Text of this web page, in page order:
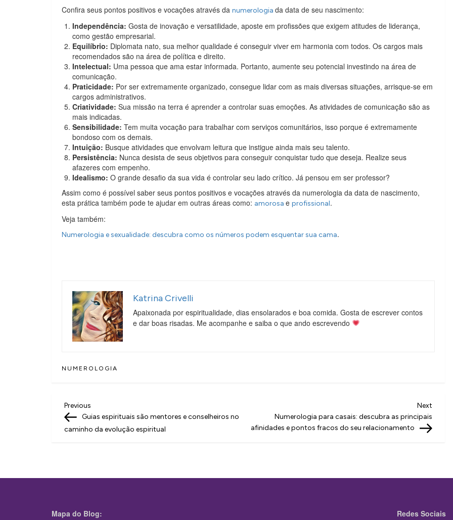
Confira seus pontos positivos e vocações através da numerologia da data de seu nascimento:
Independência: Gosta de inovação e versatilidade, aposte em profissões que exigem atitudes de liderança,
como gestão empresarial.
Equilíbrio: Diplomata nato, sua melhor qualidade é conseguir viver em harmonia com todos. Os cargos mais
recomendados são na área de política e direito.
Intelectual: Uma pessoa que ama estar informada. Portanto, aumente seu potencial investindo na área de
comunicação.
Praticidade: Por ser extremamente organizado, consegue lidar com as mais diversas situações, arrisque-se em
cargos administrativos.
Criatividade: Sua missão na terra é aprender a controlar suas emoções. As atividades de comunicação são as
mais indicadas.
Sensibilidade: Tem muita vocação para trabalhar com serviços comunitários, isso porque é extremamente
bondoso com os demais.
Intuição: Busque atividades que envolvam leitura que instigue ainda mais seu talento.
Persistência: Nunca desista de seus objetivos para conseguir conquistar tudo que deseja. Realize seus
afazeres com empenho.
Idealismo: O grande desafio da sua vida é controlar seu lado crítico. Já pensou em ser professor?
Assim como é possível saber seus pontos positivos e vocações através da numerologia da data de nascimento,
esta prática também pode te ajudar em outras áreas como: amorosa e profissional.
Veja também:
Numerologia e sexualidade: descubra como os números podem esquentar sua cama.
Katrina Crivelli
Apaixonada por espiritualidade, dias ensolarados e boa comida. Gosta de escrever contos
e dar boas risadas. Me acompanhe e saiba o que ando escrevendo
NUMEROLOGIA
N
a
g
ç
Previous
Post
Previous
Guias espirituais são mentores e conselheiros no
caminho da evolução espiritual
Next
Numerologia para casais: descubra as principais
afinidades e pontos fracos do seu relacionamento
Mapa do Blog:
Redes Sociais